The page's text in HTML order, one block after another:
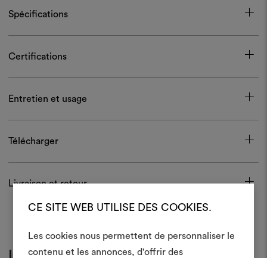
CE SITE WEB UTILISE DES COOKIES.
Les cookies nous permettent de personnaliser le
contenu et les annonces, d'offrir des
Spécifications
Certifications
Entretien et usage
Télécharger
Livraison et retour